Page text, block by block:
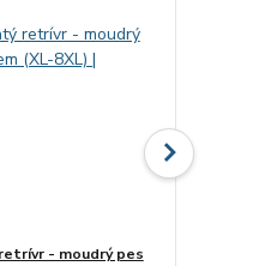
- moudrý pes